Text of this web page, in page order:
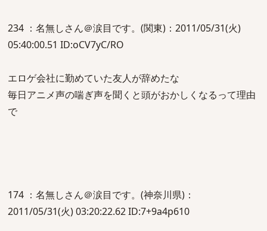
234 ：名無しさん＠涙目です。(関東)：2011/05/31(火)
05:40:00.51 ID:oCV7yC/RO
エロゲ会社に勤めていた友人が辞めたな
毎日アニメ声の喘ぎ声を聞くと頭がおかしくなるって理由
で
174 ：名無しさん＠涙目です。(神奈川県)：
2011/05/31(火) 03:20:22.62 ID:7+9a4p610